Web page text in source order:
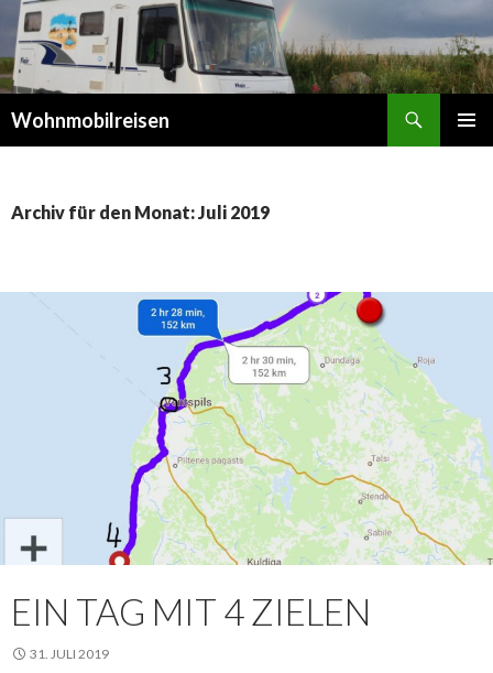
Wohnmobilreisen
Archiv für den Monat: Juli 2019
EIN TAG MIT 4 ZIELEN
31. JULI 2019